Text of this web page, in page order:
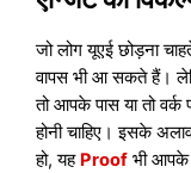
जो लोग यूएई छोड़ना
वापस भी आ सकते हैं।
तो आपके पास या तो वर्क
होनी चाहिए। इसके
हो, यह Proof भी आपके